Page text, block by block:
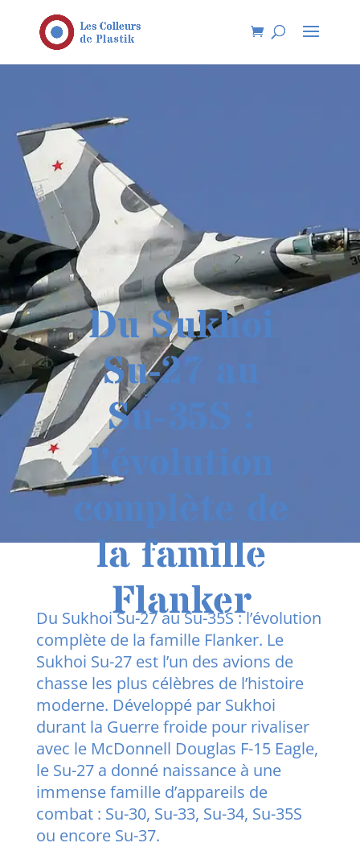
Du Sukhoi
Su-27 au
Su-35S :
l’évolution
complète de
la famille
Flanker
Du Sukhoi Su-27 au Su-35S : l’évolution
complète de la famille Flanker. Le
Sukhoi Su-27 est l’un des avions de
chasse les plus célèbres de l’histoire
moderne. Développé par Sukhoi
durant la Guerre froide pour rivaliser
avec le McDonnell Douglas F-15 Eagle,
le Su-27 a donné naissance à une
immense famille d’appareils de
combat : Su-30, Su-33, Su-34, Su-35S
ou encore Su-37.